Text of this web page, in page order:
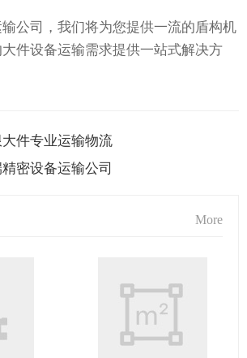
公司，我们将为您提供一流的盾构机
件设备运输需求提供一站式解决方
件专业运输物流
密设备运输公司
More